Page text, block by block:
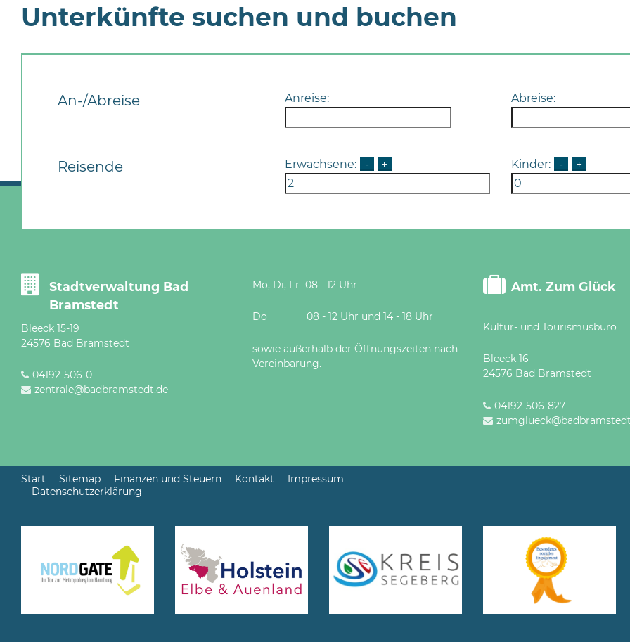
Unterkünfte suchen und buchen
An-/Abreise Anreise: Abreise:
Reisende Erwachsene: - + Kinder: - +
Stadtverwaltung Bad
Bramstedt
Bleeck 15-19
24576 Bad Bramstedt
04192-506-0
zentrale@badbramstedt.de
Mo, Di, Fr 08 - 12 Uhr
Do 08 - 12 Uhr und 14 - 18 Uhr
sowie außerhalb der Öffnungszeiten nach
Vereinbarung.
Amt. Zum Glück
Kultur- und Tourismusbüro
Bleeck 16
24576 Bad Bramstedt
04192-506-827
Start Sitemap Finanzen und Steuern Kontakt
Impressum
Datenschutzerklärung